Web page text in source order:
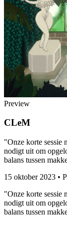
Preview
CLeM
"Onze korte sessie
nodigt uit om
balans tussen
15 oktober 2023 •
"Onze korte sessie
nodigt uit om
balans tussen